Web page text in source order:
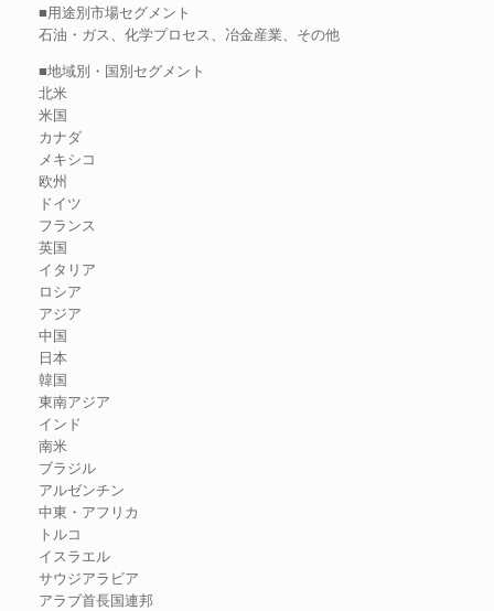
■用途別市場セグメント
石油・ガス、化学プロセス、冶金産業、その他
■地域別・国別セグメント
北米
米国
カナダ
メキシコ
欧州
ドイツ
フランス
英国
イタリア
ロシア
アジア
中国
日本
韓国
東南アジア
インド
南米
ブラジル
アルゼンチン
中東・アフリカ
トルコ
イスラエル
サウジアラビア
アラブ首長国連邦